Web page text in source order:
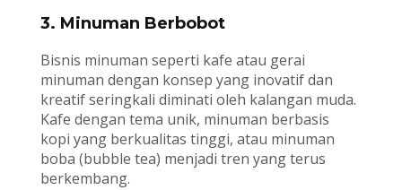
3. Minuman Berbobot
Bisnis minuman seperti kafe atau gerai
minuman dengan konsep yang inovatif dan
kreatif seringkali diminati oleh kalangan muda.
Kafe dengan tema unik, minuman berbasis
kopi yang berkualitas tinggi, atau minuman
boba (bubble tea) menjadi tren yang terus
berkembang.